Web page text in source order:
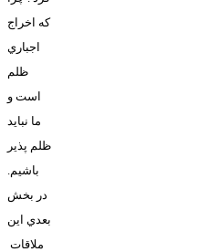
که اخراج
اجباري
ظلم
است و
ما نبايد
ظلم پذير
باشيم.
در بخش
بعدي اين
ملاقات